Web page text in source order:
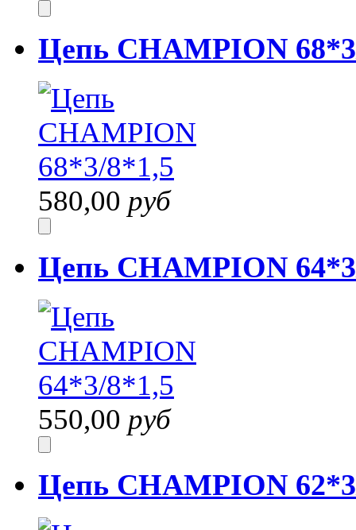
Цепь CHAMPION
580,00 руб
Цепь CHAMPION
550,00 руб
Цепь CHAMPION